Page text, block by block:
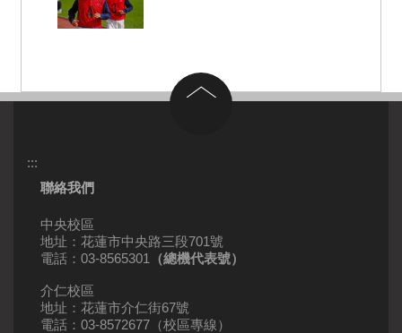
回到頂部
:::
聯絡我們
中央校區
地址：花蓮市中央路三段701號
電話：03-8565301
（總機代表號）
介仁校區
地址：花蓮市介仁街67號
電話：03-8572677（校區專線）